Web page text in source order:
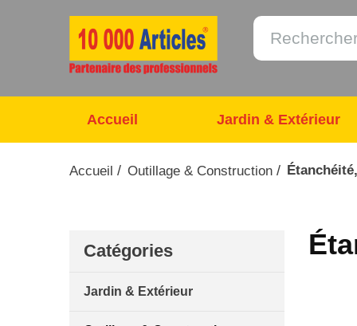
Accueil Jardin & Extérieur
Accueil / Outillage & Construction /
Catégories
Jardin & Extérieur